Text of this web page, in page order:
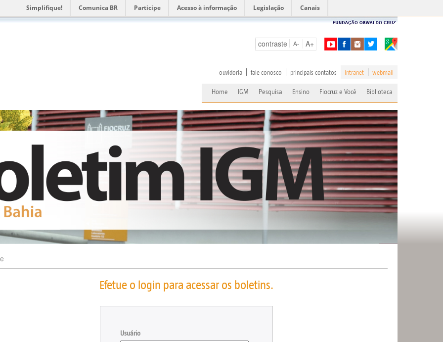
Simplifique! Comunica BR Participe Acesso à informação Legislação Canais
contraste A- A+
ouvidoria fale conosco principais contatos intranet webmail
Home IGM Pesquisa Ensino Fiocruz e Você Biblioteca
Efetue o login para acessar os boletins.
Usuário